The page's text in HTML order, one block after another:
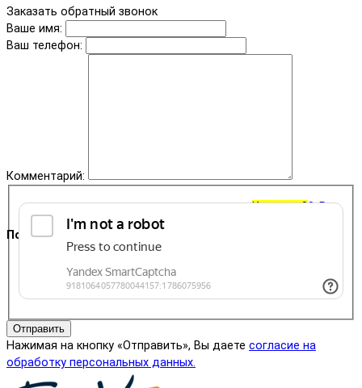
Корзина 00 ₽
Поддержка
Заказать обратный звонок
Ваше имя:
Ваш телефон:
Комментарий:
Отправить
Нажимая на кнопку «Отправить», Вы даете согласие на
обработку персональных данных.